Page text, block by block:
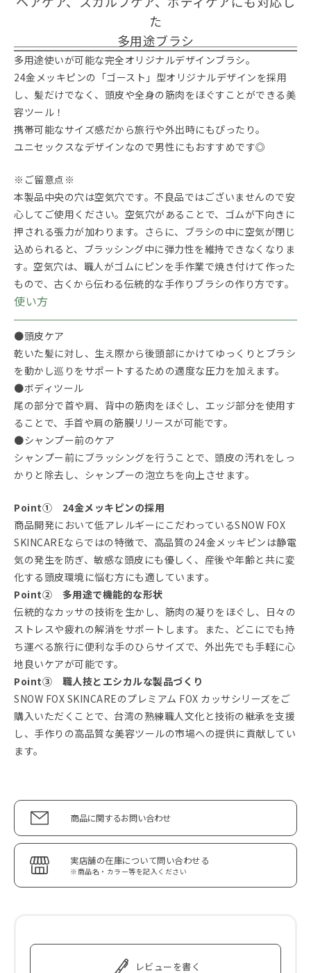
た
多用途ブラシ
多用途使いが可能な完全オリジナルデザインブラシ。
24金メッキピンの「ゴースト」型オリジナルデザインを採用
し、髪だけでなく、頭皮や全身の筋肉をほぐすことができる美
容ツール！
携帯可能なサイズ感だから旅行や外出時にもぴったり。
ユニセックスなデザインなので男性にもおすすめです◎
※ご留意点※
本製品中央の穴は空気穴です。不良品ではございませんので安
心してご使用ください。空気穴があることで、ゴムが下向きに
押される張力が加わります。さらに、ブラシの中に空気が閉じ
込められると、ブラッシング中に弾力性を維持できなくなりま
す。空気穴は、職人がゴムにピンを手作業で焼き付けて作った
もので、古くから伝わる伝統的な手作りブラシの作り方です。
使い方
●頭皮ケア
乾いた髪に対し、生え際から後頭部にかけてゆっくりとブラシ
を動かし巡りをサポートするための適度な圧力を加えます。
●ボディツール
尾の部分で首や肩、背中の筋肉をほぐし、エッジ部分を使用す
ることで、手首や肩の筋膜リリースが可能です。
●シャンプー前のケア
シャンプー前にブラッシングを行うことで、頭皮の汚れをしっ
かりと除去し、シャンプーの泡立ちを向上させます。
Point① 24金メッキピンの採用
商品開発において低アレルギーにこだわっているSNOW FOX
SKINCAREならではの特徴で、高品質の24金メッキピンは静電
気の発生を防ぎ、敏感な頭皮にも優しく、産後や年齢と共に変
化する頭皮環境に悩む方にも適しています。
Point② 多用途で機能的な形状
伝統的なカッサの技術を生かし、筋肉の凝りをほぐし、日々の
ストレスや疲れの解消をサポートします。また、どこにでも持
ち運べる旅行に便利な手のひらサイズで、外出先でも手軽に心
地良いケアが可能です。
Point③ 職人技とエシカルな製品づくり
SNOW FOX SKINCAREのプレミアム FOX カッサシリーズをご
購入いただくことで、台湾の熟練職人文化と技術の継承を支援
し、手作りの高品質な美容ツールの市場への提供に貢献してい
ます。
商品に関するお問い合わせ
実店舗の在庫について問い合わせる
※商品名・カラー等を記入ください
レビューを書く